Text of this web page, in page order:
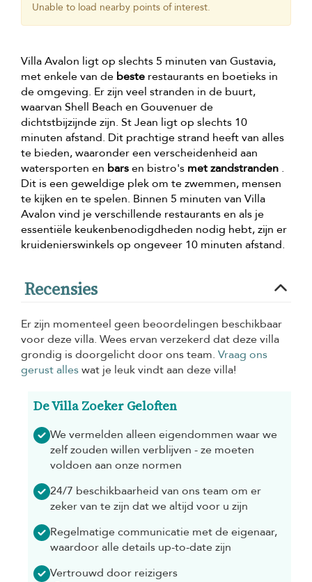
Unable to load nearby points of interest.
Villa Avalon ligt op slechts 5 minuten van Gustavia,
met enkele van de beste restaurants en boetieks in
de omgeving. Er zijn veel stranden in de buurt,
waarvan Shell Beach en Gouvenuer de
dichtstbijzijnde zijn. St Jean ligt op slechts 10
minuten afstand. Dit prachtige strand heeft van alles
te bieden, waaronder een verscheidenheid aan
watersporten en barsen bistro's met zandstranden .
Dit is een geweldige plek om te zwemmen, mensen
te kijken en te spelen. Binnen 5 minuten van Villa
Avalon vind je verschillende restaurants en als je
essentiële keukenbenodigdheden nodig hebt, zijn er
kruidenierswinkels op ongeveer 10 minuten afstand.
Recensies
Er zijn momenteel geen beoordelingen beschikbaar
voor deze villa. Wees ervan verzekerd dat deze villa
grondig is doorgelicht door ons team. Vraag ons
gerust alleswat je leuk vindt aan deze villa!
De Villa Zoeker Geloften
We vermelden alleen eigendommen waar we
zelf zouden willen verblijven - ze moeten
voldoen aan onze normen
24/7 beschikbaarheid van ons team om er
zeker van te zijn dat we altijd voor u zijn
Regelmatige communicatie met de eigenaar,
waardoor alle details up-to-date zijn
Vertrouwd door reizigers